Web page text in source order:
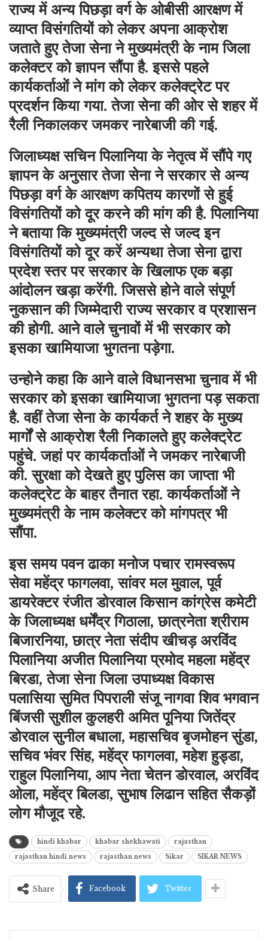
राज्य में अन्य पिछड़ा वर्ग के ओबीसी आरक्षण में
व्याप्त विसंगतियों को लेकर अपना आक्रोश
जताते हुए तेजा सेना ने मुख्यमंत्री के नाम जिला
कलेक्टर को ज्ञापन सौंपा है. इससे पहले
कार्यकर्ताओं ने मांग को लेकर कलेक्ट्रेट पर
प्रदर्शन किया गया. तेजा सेना की ओर से शहर में
रैली निकालकर जमकर नारेबाजी की गई.
जिलाध्यक्ष सचिन पिलानिया के नेतृत्व में सौंपे गए
ज्ञापन के अनुसार तेजा सेना ने सरकार से अन्य
पिछड़ा वर्ग के आरक्षण कपितय कारणों से हुई
विसंगतियों को दूर करने की मांग की है. पिलानिया
ने बताया कि मुख्यमंत्री जल्द से जल्द इन
विसंगतियों को दूर करें अन्यथा तेजा सेना द्वारा
प्रदेश स्तर पर सरकार के खिलाफ एक बड़ा
आंदोलन खड़ा करेंगी. जिससे होने वाले संपूर्ण
नुकसान की जिम्मेदारी राज्य सरकार व प्रशासन
की होगी. आने वाले चुनावों में भी सरकार को
इसका खामियाजा भुगतना पड़ेगा.
उन्होने कहा कि आने वाले विधानसभा चुनाव में भी
सरकार को इसका खामियाजा भुगतना पड़ सकता
है. वहीं तेजा सेना के कार्यकर्त ने शहर के मुख्य
मार्गों से आक्रोश रैली निकालते हुए कलेक्ट्रेट
पहुंचे. जहां पर कार्यकर्ताओं ने जमकर नारेबाजी
की. सुरक्षा को देखते हुए पुलिस का जाप्ता भी
कलेक्ट्रेट के बाहर तैनात रहा. कार्यकर्ताओं ने
मुख्यमंत्री के नाम कलेक्टर को मांगपत्र भी
सौंपा.
इस समय पवन ढाका मनोज पचार रामस्वरूप
सेवा महेंद्र फागलवा, सांवर मल मुवाल, पूर्व
डायरेक्टर रंजीत डोरवाल किसान कांग्रेस कमेटी
के जिलाध्यक्ष धर्मेंद्र गिठाला, छात्रनेता श्रीराम
बिजारनिया, छात्र नेता संदीप खीचड़ अरविंद
पिलानिया अजीत पिलानिया प्रमोद महला महेंद्र
बिरडा, तेजा सेना जिला उपाध्यक्ष विकास
पलासिया सुमित पिपराली संजू नागवा शिव भगवान
बिंजसी सुशील कुलहरी अमित पूनिया जितेंद्र
डोरवाल सुनील बधाला, महासचिव बृजमोहन सुंडा,
सचिव भंवर सिंह, महेंद्र फागलवा, महेश हुड्डा,
राहुल पिलानिया, आप नेता चेतन डोरवाल, अरविंद
ओला, महेंद्र बिलडा, सुभाष लिढान सहित सैकड़ों
लोग मौजूद रहे.
hindi khabar khabar shekhawati
rajasthan
rajasthan hindi news
rajasthan news Sikar SIKAR NEWS
Share Facebook Twitter